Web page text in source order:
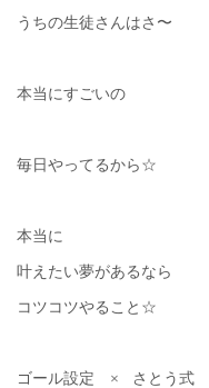
うちの生徒さんはさ〜
本当にすごいの
毎日やってるから☆
本当に
叶えたい夢があるなら
コツコツやること☆
ゴール設定 × さとう式